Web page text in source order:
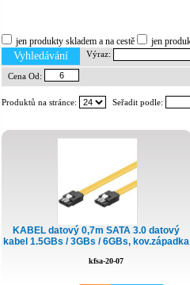
jen produkty skladem a na cestě jen
Vyhledávání Výraz:
Cena Od:
Produktů na stránce: Seřadit podle:
KABEL datový 0,7m SATA 3.0 datový
kabel 1.5GBs / 3GBs / 6GBs, kov.západka
kfsa-20-07